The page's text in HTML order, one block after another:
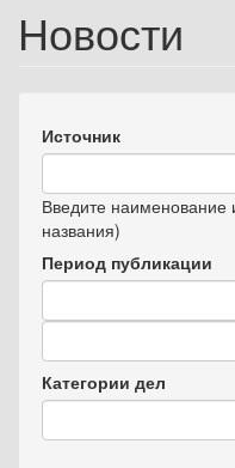
Новости
Источник
Введите наименование
названия)
Период публикации
Дата
Категории дел